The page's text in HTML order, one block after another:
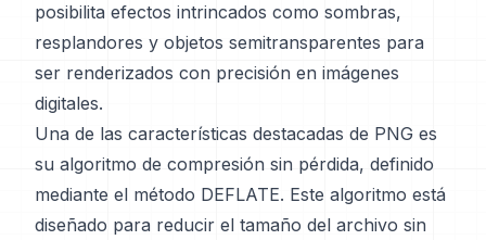
posibilita efectos intrincados como sombras,
resplandores y objetos semitransparentes para
ser renderizados con precisión en imágenes
digitales.
Una de las características destacadas de PNG es
su algoritmo de compresión sin pérdida, definido
mediante el método DEFLATE. Este algoritmo está
diseñado para reducir el tamaño del archivo sin